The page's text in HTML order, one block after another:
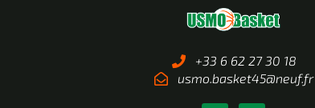
+33 6 62 27 30 18
usmo.basket45@neuf.fr